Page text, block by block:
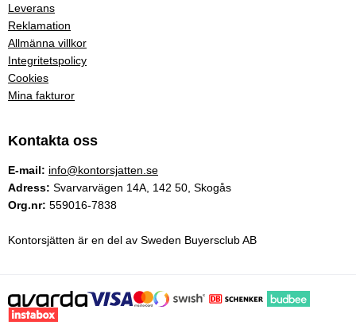
Leverans
Reklamation
Allmänna villkor
Integritetspolicy
Cookies
Mina fakturor
Kontakta oss
E-mail: info@kontorsjatten.se
Adress: Svarvarvägen 14A, 142 50, Skogås
Org.nr: 559016-7838
Kontorsjätten är en del av Sweden Buyersclub AB